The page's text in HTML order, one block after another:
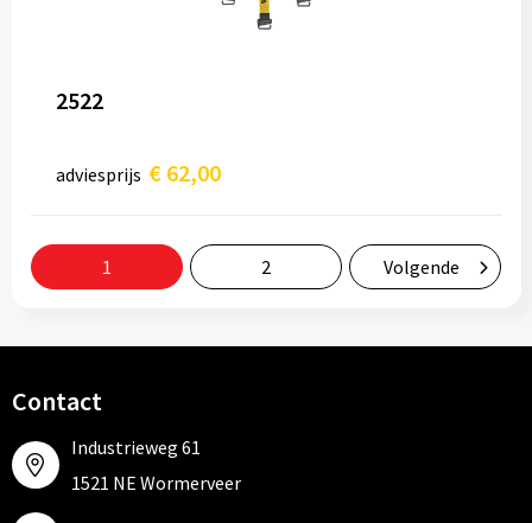
2522
adviesprijs € 62,00
1 2 Volgende
Contact
Industrieweg 61
1521 NE Wormerveer